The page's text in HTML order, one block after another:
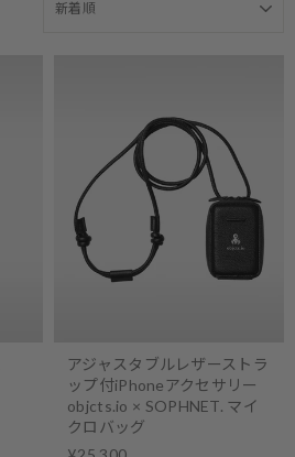
アジャスタブルレザーストラ
ップ付iPhoneアクセサリー
objcts.io × SOPHNET. マイ
クロバッグ